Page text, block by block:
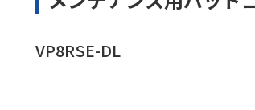
VP8RSE-DL